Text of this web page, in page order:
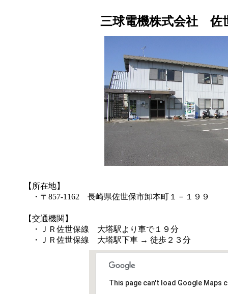
三球電機株式会社 佐
This page can't load Google Maps
【所在地】
・〒857-1162 長崎県佐世保市卸本町１－１９９
【交通機関】
・ＪＲ佐世保線 大塔駅より車で１９分
・ＪＲ佐世保線 大塔駅下車 → 徒歩２３分